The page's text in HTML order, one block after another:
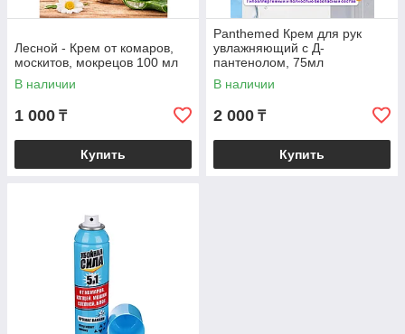
Лесной - Крем от комаров,
москитов, мокрецов 100 мл
В наличии
1 000 ₸
Купить
Panthemed Крем для рук
увлажняющий с Д-
пантенолом, 75мл
В наличии
2 000 ₸
Купить